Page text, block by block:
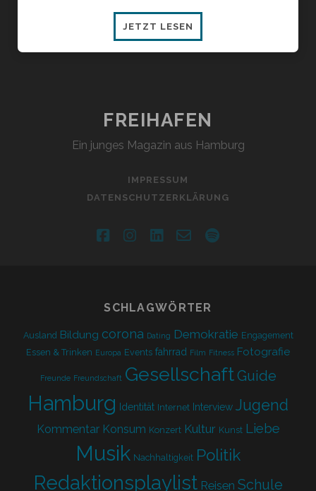
JETZT LESEN
REISEN
FREIHAFEN
Ein junges Magazin aus Hamburg
IMPRESSUM
DATENSCHUTZERKLÄRUNG
facebookinstagram
linkedin
email-spotify
SCHLAGWÖRTER
Ausland Bildung corona Dating Demokratie Engagement
Essen & Trinken Europa Events fahrrad Film Fitness Fotografie
Freunde Freundschaft GesellschaftGuide
Hamburg Identität Internet Interview Jugend
Kommentar Konsum Konzert Kultur Kunst Liebe
Musik Nachhaltigkeit Politik
Redaktionsplaylist Reisen Schule